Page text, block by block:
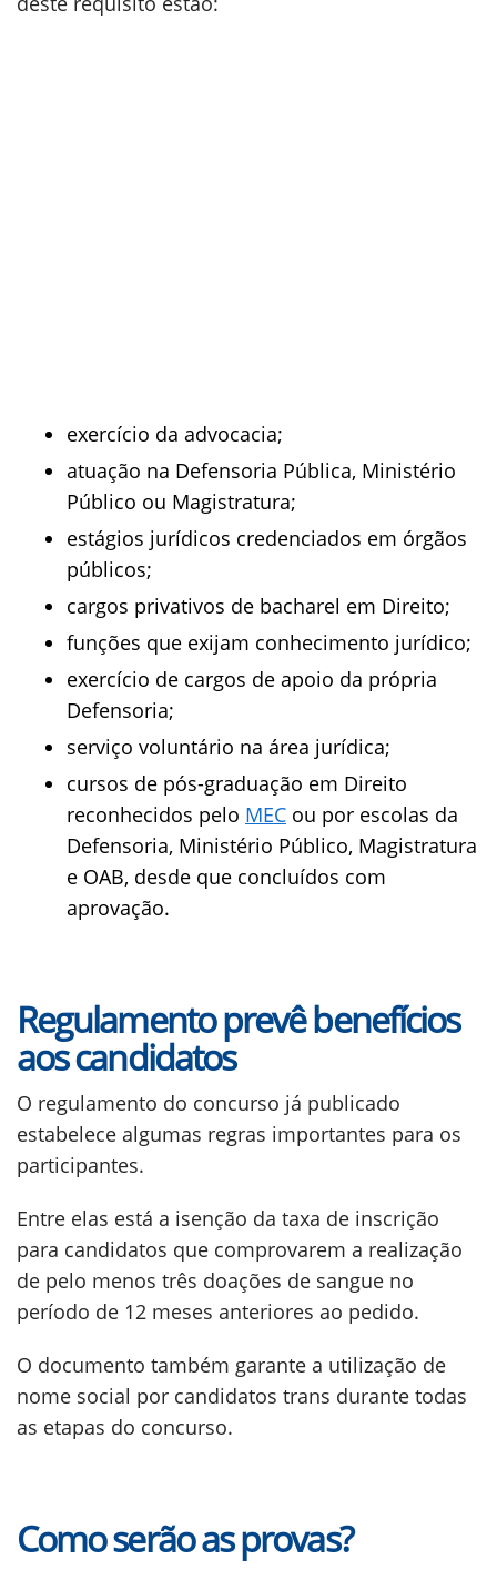
exercício da advocacia;
atuação na Defensoria Pública, Ministério
Público ou Magistratura;
estágios jurídicos credenciados em órgãos
públicos;
cargos privativos de bacharel em Direito;
funções que exijam conhecimento jurídico;
exercício de cargos de apoio da própria
Defensoria;
serviço voluntário na área jurídica;
cursos de pós-graduação em Direito
reconhecidos pelo MEC ou por escolas da
Defensoria, Ministério Público, Magistratura
e OAB, desde que concluídos com
aprovação.
Regulamento prevê benefícios
aos candidatos
O regulamento do concurso já publicado
estabelece algumas regras importantes para os
participantes.
Entre elas está a isenção da taxa de inscrição
para candidatos que comprovarem a realização
de pelo menos três doações de sangue no
período de 12 meses anteriores ao pedido.
O documento também garante a utilização de
nome social por candidatos trans durante todas
as etapas do concurso.
Como serão as provas?